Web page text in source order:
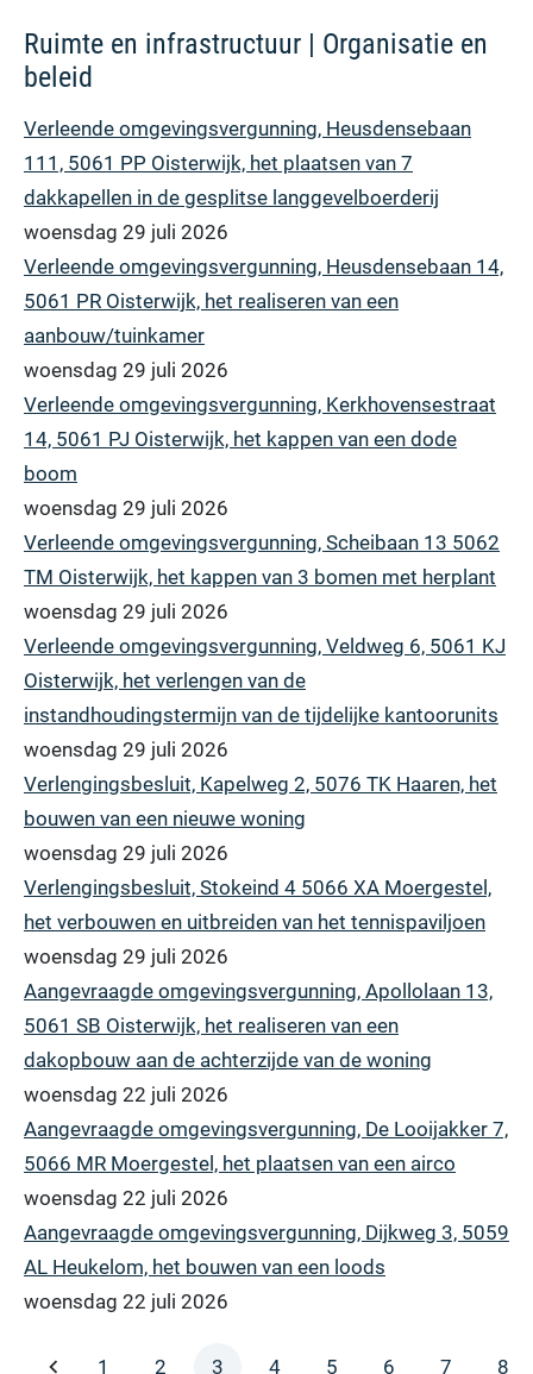
Ruimte en infrastructuur | Organisatie en
beleid
Verleende omgevingsvergunning, Heusdensebaan
111, 5061 PP Oisterwijk, het plaatsen van 7
dakkapellen in de gesplitse langgevelboerderij
woensdag 29 juli 2026
Verleende omgevingsvergunning, Heusdensebaan 14,
5061 PR Oisterwijk, het realiseren van een
aanbouw/tuinkamer
woensdag 29 juli 2026
Verleende omgevingsvergunning, Kerkhovensestraat
14, 5061 PJ Oisterwijk, het kappen van een dode
boom
woensdag 29 juli 2026
Verleende omgevingsvergunning, Scheibaan 13 5062
TM Oisterwijk, het kappen van 3 bomen met herplant
woensdag 29 juli 2026
Verleende omgevingsvergunning, Veldweg 6, 5061 KJ
Oisterwijk, het verlengen van de
instandhoudingstermijn van de tijdelijke kantoorunits
woensdag 29 juli 2026
Verlengingsbesluit, Kapelweg 2, 5076 TK Haaren, het
bouwen van een nieuwe woning
woensdag 29 juli 2026
Verlengingsbesluit, Stokeind 4 5066 XA Moergestel,
het verbouwen en uitbreiden van het tennispaviljoen
woensdag 29 juli 2026
Aangevraagde omgevingsvergunning, Apollolaan 13,
5061 SB Oisterwijk, het realiseren van een
dakopbouw aan de achterzijde van de woning
woensdag 22 juli 2026
Aangevraagde omgevingsvergunning, De Looijakker 7,
5066 MR Moergestel, het plaatsen van een airco
woensdag 22 juli 2026
Aangevraagde omgevingsvergunning, Dijkweg 3, 5059
AL Heukelom, het bouwen van een loods
woensdag 22 juli 2026
1 2 3 4 5 6 7 8